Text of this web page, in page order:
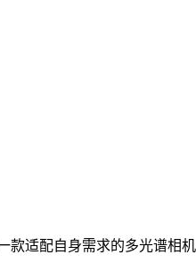
款适配自身需求的多光谱相